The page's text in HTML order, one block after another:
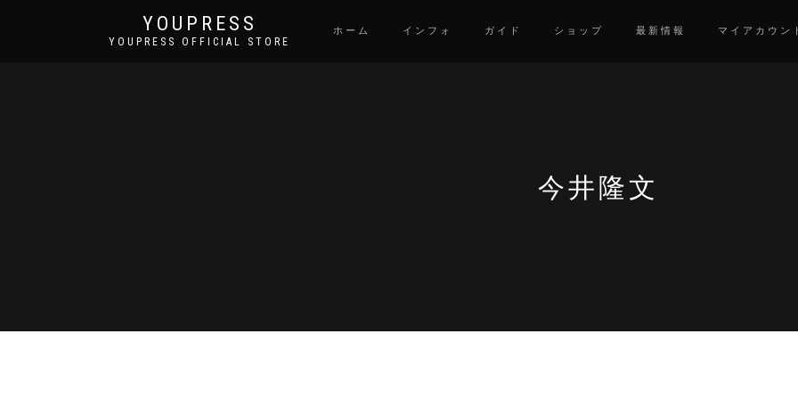
YOUPRESS
YOUPRESS OFFICIAL STORE
ホーム インフォ ガイド ショップ 最新情報 マイアカウン
今井隆文